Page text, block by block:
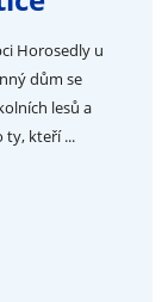
Horosedly u
dům se
lesů a
ty, kteří ...